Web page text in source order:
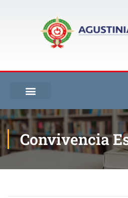
Convivencia